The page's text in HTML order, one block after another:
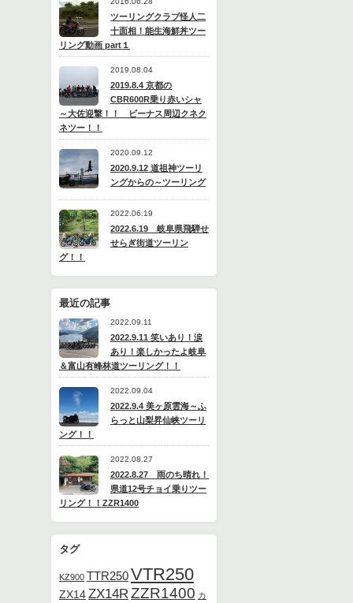
ツーリングクラブ怪人二
十面相！能生海鮮丼ツー
リング動画 part１
2019.08.04
2019.8.4 京都の
CBR600R乗り赤いシャ
～大佐迎撃！！ ビーナス周辺クネク
ネツー！！
2020.09.12
2020.9.12 道祖神ツーリ
ングからの～ツーリング
2022.06.19
2022.6.19 岐阜県飛騨せ
せらぎ街道ツーリン
グ！！
最近の記事
2022.09.11
2022.9.11 笑いあり！涙
あり！楽しかったよ岐阜
＆富山有峰林道ツーリング！！
2022.09.04
2022.9.4 美ヶ原雲海～ふ
らっと山梨昇仙峡ツーリ
ング！！
2022.08.27
2022.8.27 雨のち晴れ！
県道12号チョイ乗りツー
リング！！ZZR1400
タグ
KZ900 TTR250VTR250
ZX14ZX14RZZR1400 カ